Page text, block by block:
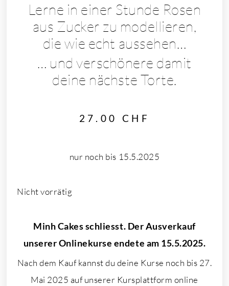
Lerne in einer Stunde Rosen
aus Zucker zu modellieren,
die wie echt aussehen…
… und verschönere damit
deine nächste Torte.
27.00CHF
nur noch bis 15.5.2025
Nicht vorrätig
Minh Cakes schliesst. Der Ausverkauf
unserer Onlinekurse endete am 15.5.2025.
Nach dem Kauf kannst du deine Kurse noch bis 27.
Mai 2025 auf unserer Kursplattform online